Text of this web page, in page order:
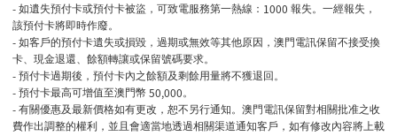
- 如遺失預付卡或預付卡被盜，可致電服務第一熱線： 1000 報失。一經報失，
該預付卡將即時作廢。
- 如客戶的預付卡遺失或損毀，過期或無效等其他原因，澳門電訊保留不接受換
卡、現金退還、餘額轉讓或保留號碼要求。
- 預付卡過期後，預付卡內之餘額及剩餘用量將不獲退回。
- 預付卡最高可增值至澳門幣 50,000。
- 有關優惠及最新價格如有更改，恕不另行通知。澳門電訊保留對相關批准之收
費作出調整的權利，並且會適當地透過相關渠道通知客戶，如有修改內容將上載